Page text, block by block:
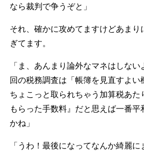
なら裁判で争うぞと」
それ、確かに攻めてますけどあまり
ぎてます。
「ま、あんまり論外なマネはしな
回の税務調査は「帳簿を見直すよい
ちょこっと取られちゃう加算税あた
もらった手数料』だと思えば一番
かね」
「うわ！最後になってなんか綺麗